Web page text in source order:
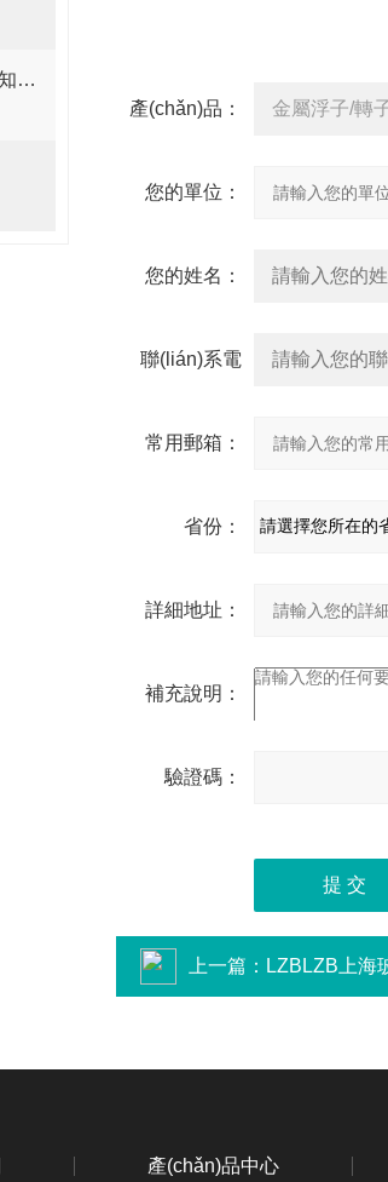
橫河氣體流量計現(xiàn)場使用須知事項可不少
產(chǎn)品：
您的單位：
您的姓名：
聯(lián)系電
常用郵箱：
省份：
詳細地址：
補充說明：
驗證碼：
算結果（填寫阿拉
(shù)字），如：
=7
上一篇： LZBLZB上海
產(chǎn)品中心